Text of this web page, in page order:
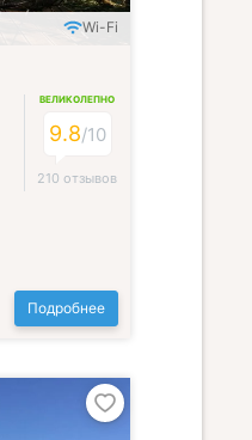
Wi-Fi
ВЕЛИКОЛЕПНО
9.8/10
210 отзывов
Подробнее